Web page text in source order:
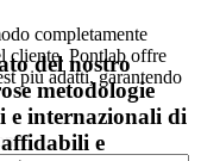
del nostro
metodologie
e internazionali di
e
completamente
cliente. Pontlab offre
più adatti, garantendo